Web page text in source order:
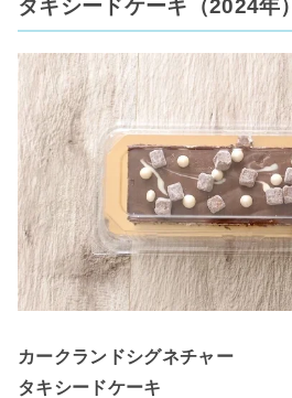
タキシードケーキ（2024年）
カークランドシグネチャー
タキシードケーキ